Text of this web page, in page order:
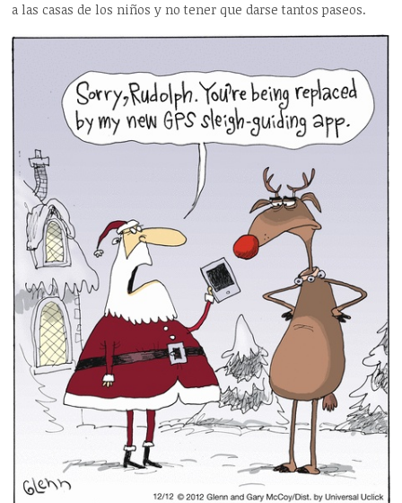
a las casas de los niños y no tener que darse tantos paseos.